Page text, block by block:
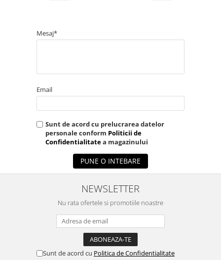
Mesaj*
Email
Sunt de acord cu prelucrarea datelor
personale conform Politicii de
Confidentialitatea magazinului
PUNE O INTEBARE
NEWSLETTER
Nu rata ofertele si promotiile noastre
Sunt de acord cu Politica de Confidentialitate